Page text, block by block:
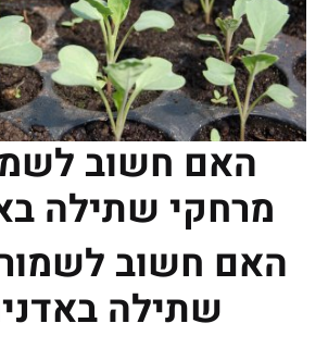
האם חשוב
מרחקי שתילה
האם חשוב לשמור
שתילה